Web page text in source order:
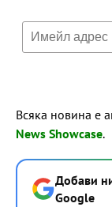
Всяка новина е
News Showcase.
Добави
Google